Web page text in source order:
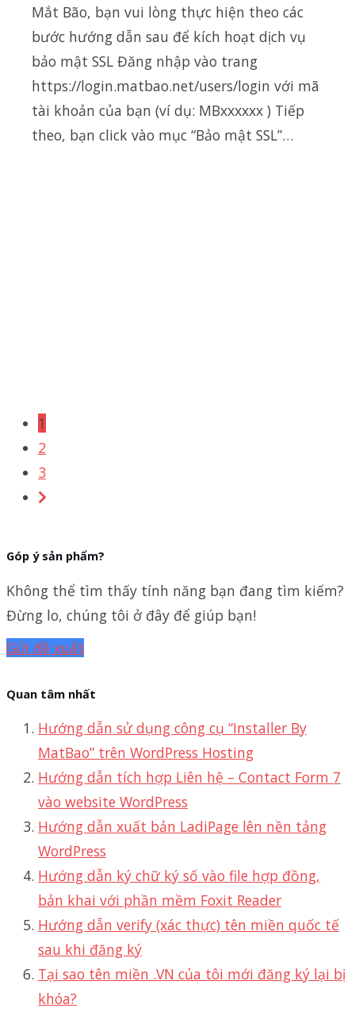
Mắt Bão, bạn vui lòng thực hiện theo các
bước hướng dẫn sau để kích hoạt dịch vụ
bảo mật SSL Đăng nhập vào trang
https://login.matbao.net/users/login với mã
tài khoản của bạn (ví dụ: MBxxxxxx ) Tiếp
theo, bạn click vào mục “Bảo mật SSL”…
1
2
3
Góp ý sản phẩm?
Không thể tìm thấy tính năng bạn đang tìm kiếm?
Đừng lo, chúng tôi ở đây để giúp bạn!
Gửi đề xuất
Quan tâm nhất
Hướng dẫn sử dụng công cụ “Installer By
MatBao” trên WordPress Hosting
Hướng dẫn tích hợp Liên hệ – Contact Form 7
vào website WordPress
Hướng dẫn xuất bản LadiPage lên nền tảng
WordPress
Hướng dẫn ký chữ ký số vào file hợp đồng,
bản khai với phần mềm Foxit Reader
Hướng dẫn verify (xác thực) tên miền quốc tế
sau khi đăng ký
Tại sao tên miền .VN của tôi mới đăng ký lại bị
khóa?